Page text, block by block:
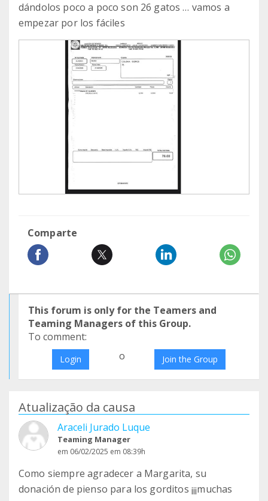
dándolos poco a poco son 26 gatos … vamos a
empezar por los fáciles
Comparte
This forum is only for the Teamers and
Teaming Managers of this Group.
To comment:
Login o Join the Group
Atualização da causa
Araceli Jurado Luque
Teaming Manager
em 06/02/2025 em 08:39h
Como siempre agradecer a Margarita, su
donación de pienso para los gorditos ¡¡¡muchas